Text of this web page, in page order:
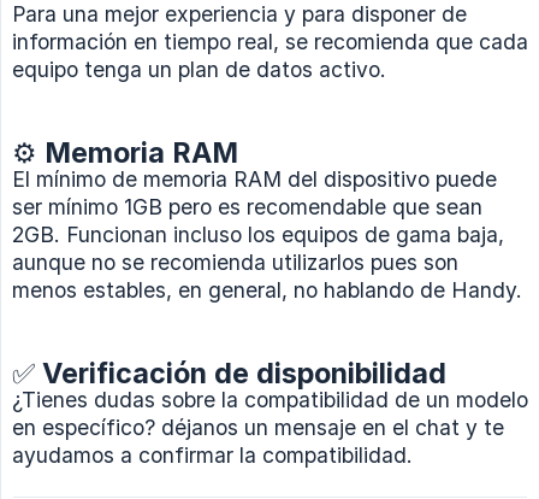
Para una mejor experiencia y para disponer de
información en tiempo real, se recomienda que cada
equipo tenga un plan de datos activo.
⚙️ Memoria RAM
El mínimo de memoria RAM del dispositivo puede
ser mínimo 1GB pero es recomendable que sean
2GB. Funcionan incluso los equipos de gama baja,
aunque no se recomienda utilizarlos pues son
menos estables, en general, no hablando de Handy.
✅ Verificación de disponibilidad
¿Tienes dudas sobre la compatibilidad de un modelo
en específico? déjanos un mensaje en el chat y te
ayudamos a confirmar la compatibilidad.